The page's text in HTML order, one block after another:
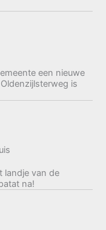
een nieuwe
is
landje van de
na!